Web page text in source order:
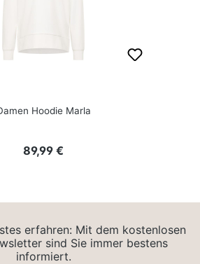
Hoodie Marla
Regulärer Preis:
89,99 €
erfahren: Mit dem kostenlosen
sind Sie immer bestens
informiert.